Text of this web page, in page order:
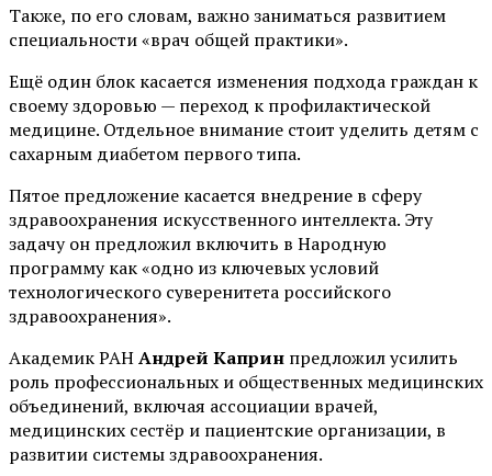
Также, по его словам, важно заниматься развитием
специальности «врач общей практики».
Ещё один блок касается изменения подхода граждан к
своему здоровью — переход к профилактической
медицине. Отдельное внимание стоит уделить детям с
сахарным диабетом первого типа.
Пятое предложение касается внедрение в сферу
здравоохранения искусственного интеллекта. Эту
задачу он предложил включить в Народную
программу как «одно из ключевых условий
технологического суверенитета российского
здравоохранения».
Академик РАНАндрей Каприн предложил усилить
роль профессиональных и общественных медицинских
объединений, включая ассоциации врачей,
медицинских сестёр и пациентские организации, в
развитии системы здравоохранения.